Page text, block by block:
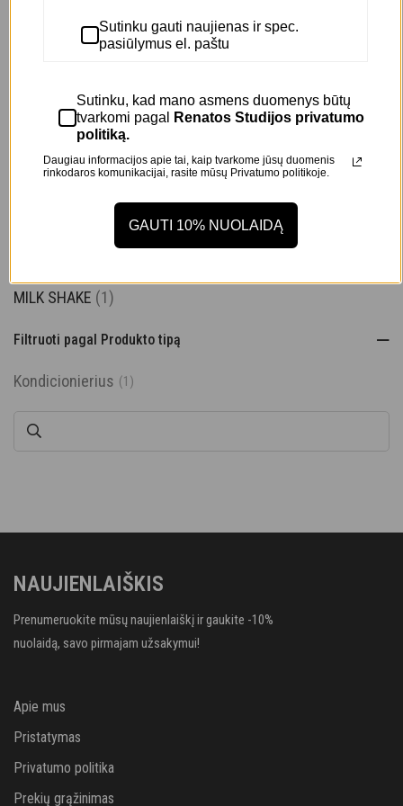
(1)
Plaukams (2)
Veidui
MILK SHAKE (1)
Filtruoti pagal Produkto tipą
Kondicionierius (1)
NAUJIENLAIŠKIS
Prenumeruokite mūsų naujienlaiškį ir gaukite -10%
nuolaidą, savo pirmajam užsakymui!
Apie mus
Pristatymas
Privatumo politika
Prekių grąžinimas
Sutinku gauti naujienas ir spec.
pasiūlymus el. paštu
Sutinku, kad mano asmens duomenys būtų
tvarkomi pagal
Renatos Studijos privatumo
politiką.
Daugiau informacijos apie tai, kaip tvarkome jūsų duomenis
rinkodaros komunikacijai, rasite mūsų Privatumo politikoje.
GAUTI 10% NUOLAIDĄ